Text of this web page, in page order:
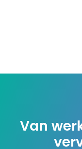
Van